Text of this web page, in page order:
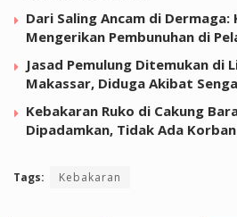
Dari Saling Ancam di
Mengerikan Pembunuhan di
Jasad Pemulung Ditemukan di
Makassar, Diduga Akibat
Kebakaran Ruko di Cakung
Dipadamkan, Tidak Ada
Tags: Kebakaran